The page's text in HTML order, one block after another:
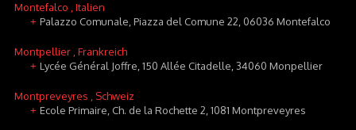
Montefalco , Italien
+ Palazzo Comunale, Piazza del Comune 22, 06036 Montefalco
Montpellier , Frankreich
+ Lycée Général Joffre, 150 Allée Citadelle, 34060 Monpellier
Montpreveyres , Schweiz
+ Ecole Primaire, Ch. de la Rochette 2, 1081 Montpreveyres